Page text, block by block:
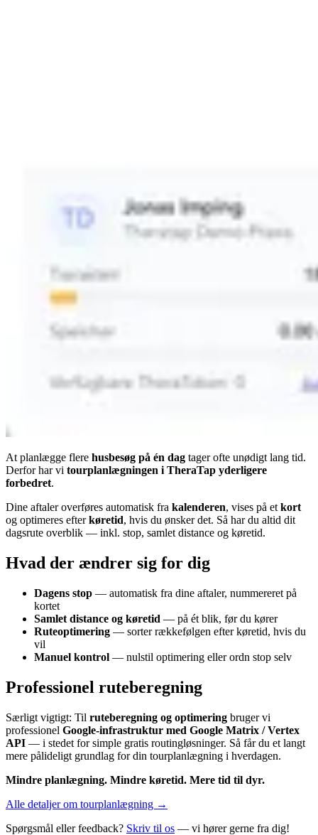
At planlægge flere husbesøg på én dag tager ofte unødigt lang tid.
Derfor har vi tourplanlægningen i TheraTap yderligere
forbedret.
Dine aftaler overføres automatisk fra kalenderen, vises på et kort
og optimeres efterkøretid, hvis du ønsker det. Så har du altid dit
dagsrute overblik — inkl. stop, samlet distance og køretid.
Hvad der ændrer sig for dig
Dagens stop — automatisk fra dine aftaler, nummereret på
kortet
Samlet distance og køretid — på ét blik, før du kører
Ruteoptimering — sorter rækkefølgen efter køretid, hvis du
vil
Manuel kontrol — nulstil optimering eller ordn stop selv
Professionel ruteberegning
Særligt vigtigt: Til ruteberegning og optimering bruger vi
professionel Google-infrastruktur med Google Matrix / Vertex
API — i stedet for simple gratis routingløsninger. Så får du et langt
mere pålideligt grundlag for din tourplanlægning i hverdagen.
Mindre planlægning. Mindre køretid. Mere tid til dyr.
Alle detaljer om tourplanlægning →
Spørgsmål eller feedback? Skriv til os — vi hører gerne fra dig!